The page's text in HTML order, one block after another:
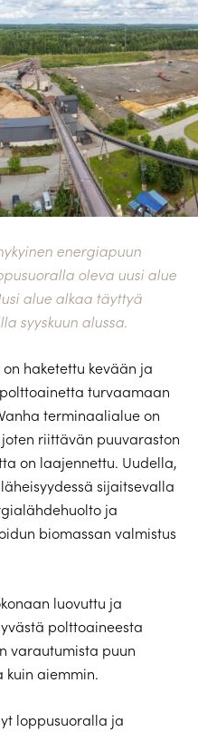
energiapuun
oleva uusi alue
alue alkaa täyttyä
syyskuun alussa.
haketettu kevään ja
turvaamaan
terminaalialue on
riittävän puuvaraston
on laajennettu. Uudella,
sijaitsevalla
ja
biomassan valmistus
luovuttu ja
polttoaineesta
varautumista puun
aiemmin.
loppusuoralla ja